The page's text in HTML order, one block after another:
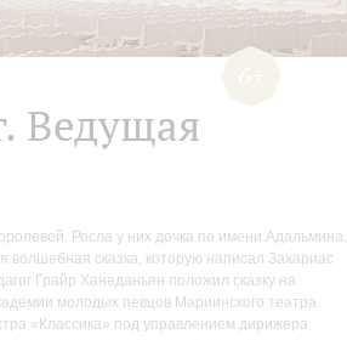
Ведущая
Росла у них дочка по имени Адальмина,
волшебная сказка, которую написал Захариас
Грайр Ханеданьян положил сказку на
молодых певцов Мариинского театра.
«Классика» под управлением дирижера